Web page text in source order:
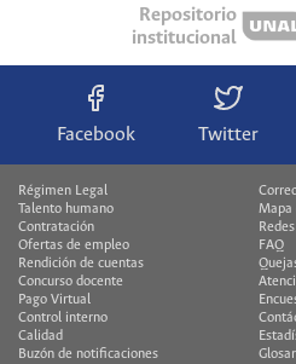
Repositorio
institucional
Facebook Twitter
Régimen Legal
Talento humano
Contratación
Ofertas de empleo
Rendición de cuentas
Concurso docente
Pago Virtual
Control interno
Calidad
Buzón de notificaciones
Mapa
FAQ